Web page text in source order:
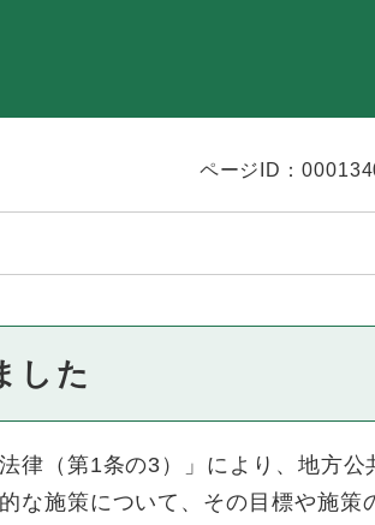
ページID：
した
（第1条の3）」により、地方
な施策について、その目標や施策